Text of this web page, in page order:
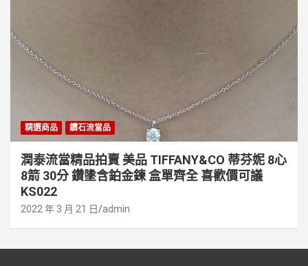
精選商品 鑽石流當品
潤泰流當精品拍賣 美品 TIFFANY&CO 蒂芬妮 8心
8箭 30分 鑽墬含鉑金鍊 盒單齊全 喜歡價可議
KS022
2022 年 3 月 21 日 admin